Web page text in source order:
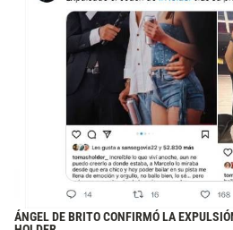
ÁNGEL DE BRITO CONFIRMÓ LA